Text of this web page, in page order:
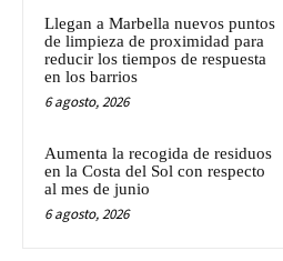
Llegan a Marbella nuevos puntos
de limpieza de proximidad para
reducir los tiempos de respuesta
en los barrios
6 agosto, 2026
Aumenta la recogida de residuos
en la Costa del Sol con respecto
al mes de junio
6 agosto, 2026